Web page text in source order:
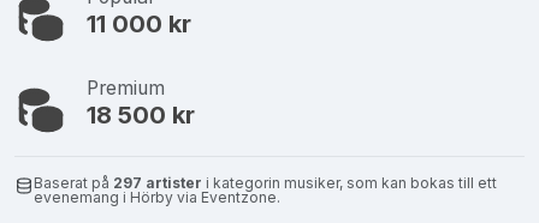
11 000 kr
Premium
18 500 kr
Baserat på 297 artister i kategorin musiker, som kan bokas till ett
evenemang i Hörby via Eventzone.